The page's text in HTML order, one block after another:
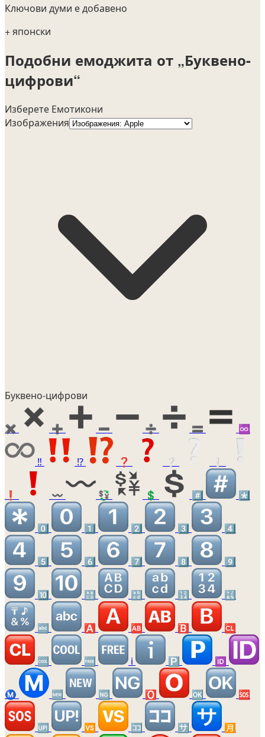
Ключови думи е добавено
+ японски
Подобни емоджита от „Буквено-
цифрови“
Изберете Емотикони
Изображения
Буквено-цифрови
✖️ ➕ ➖ ➗ 🟰 ♾️
‼️ ⁉️ ❓ ❔ ❕
❗ 〰️ 💱 💲 #️⃣ *️⃣
0️⃣ 1️⃣ 2️⃣ 3️⃣ 4️⃣
5️⃣ 6️⃣ 7️⃣ 8️⃣ 9️⃣
🔟 🔠 🔡 🔢 🔣
🔤 🅰️ 🆎 🅱️ 🆑
🆒 🆓 ℹ️ 🅿️ 🆔
Ⓜ️ 🆕 🆖 🅾️ 🆗 🆘
🆙 🆚 🈁 🈂️ 🈷️